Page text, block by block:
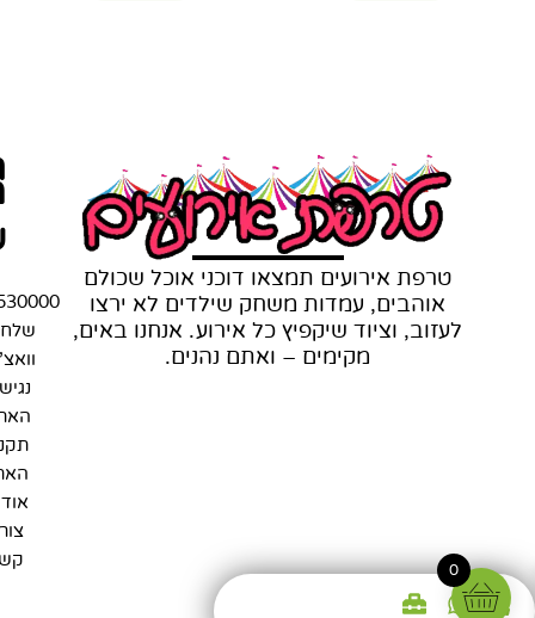
טרפת אירועים תמצאו דוכני אוכל שכולם
אוהבים, עמדות משחק שילדים לא ירצו
לעזוב, וציוד שיקפיץ כל אירוע. אנחנו באים,
מקימים – ואתם נהנים.
צור
0